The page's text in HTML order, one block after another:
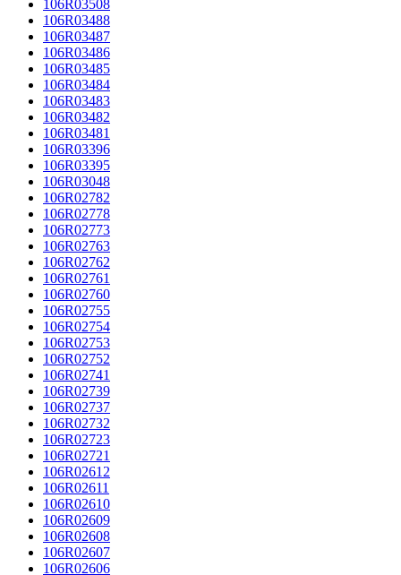
106R03508
106R03488
106R03487
106R03486
106R03485
106R03484
106R03483
106R03482
106R03481
106R03396
106R03395
106R03048
106R02782
106R02778
106R02773
106R02763
106R02762
106R02761
106R02760
106R02755
106R02754
106R02753
106R02752
106R02741
106R02739
106R02737
106R02732
106R02723
106R02721
106R02612
106R02611
106R02610
106R02609
106R02608
106R02607
106R02606